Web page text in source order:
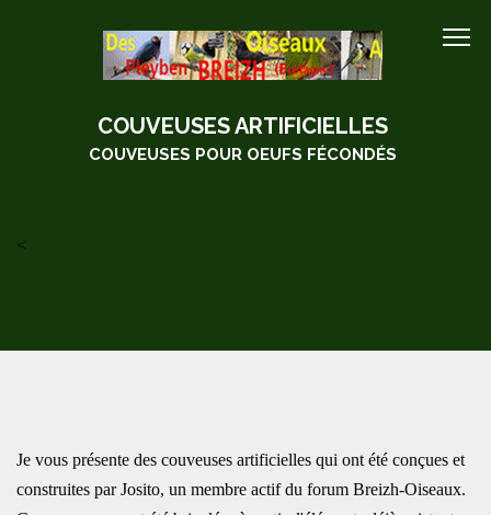
COUVEUSES ARTIFICIELLES
COUVEUSES POUR OEUFS FÉCONDÉS
<
Je vous présente des couveuses artificielles qui ont été conçues et
construites par Josito, un membre actif du forum Breizh-Oiseaux.